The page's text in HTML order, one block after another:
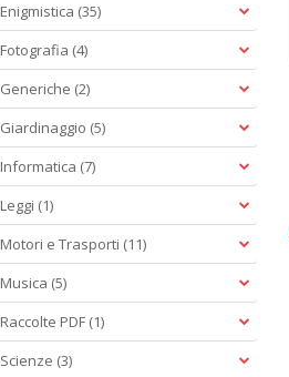
Enigmistica (35)
Fotografia (4)
Generiche (2)
Giardinaggio (5)
Informatica (7)
Leggi (1)
Motori e Trasporti (11)
Musica (5)
Raccolte PDF (1)
Scienze (3)